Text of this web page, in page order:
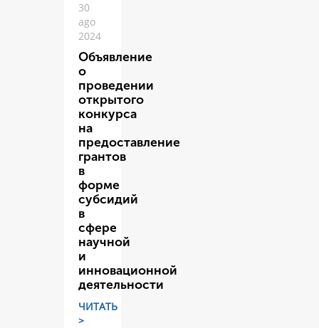
30
ago
2024
Объявление
о
проведении
открытого
конкурса
на
предоставление
грантов
в
форме
субсидий
в
сфере
научной
и
инновационной
деятельности
ЧИТАТЬ
>